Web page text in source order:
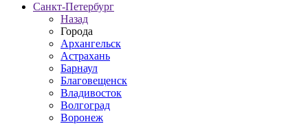
Санкт-Петербург
Назад
Города
Архангельск
Астрахань
Барнаул
Благовещенск
Владивосток
Волгоград
Воронеж